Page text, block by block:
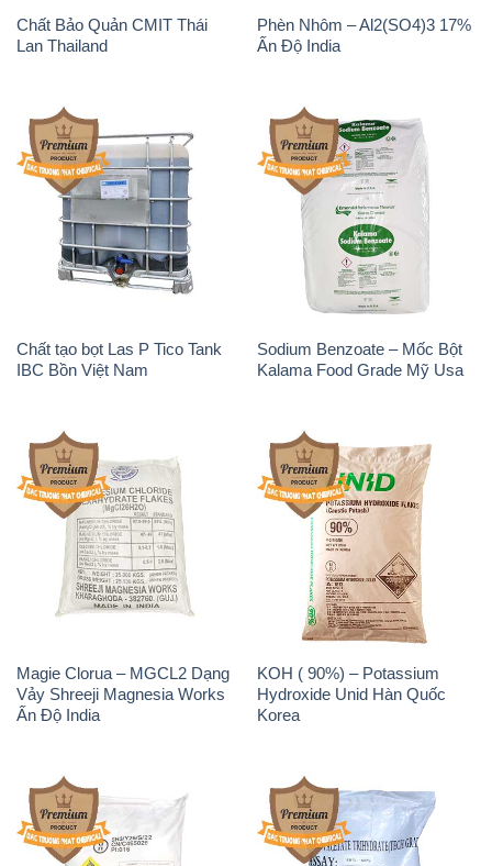
Chất Bảo Quản CMIT Thái
Lan Thailand
Phèn Nhôm – Al2(SO4)3 17%
Ấn Độ India
Chất tạo bọt Las P Tico Tank
IBC Bồn Việt Nam
Sodium Benzoate – Mốc Bột
Kalama Food Grade Mỹ Usa
Magie Clorua – MGCL2 Dạng
Vảy Shreeji Magnesia Works
Ấn Độ India
KOH ( 90%) – Potassium
Hydroxide Unid Hàn Quốc
Korea